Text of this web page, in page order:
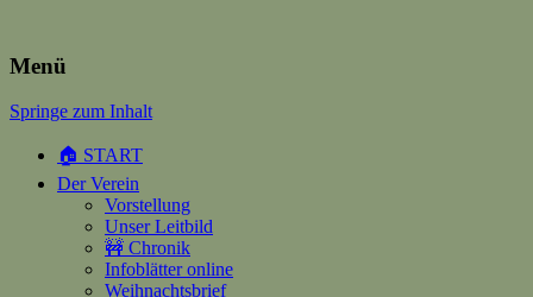
Heimatverein Happerschoss
Suchen
Menü
Springe zum Inhalt
🏠 START
Der Verein
Vorstellung
Unser Leitbild
🚧 Chronik
Infoblätter online
Weihnachtsbrief